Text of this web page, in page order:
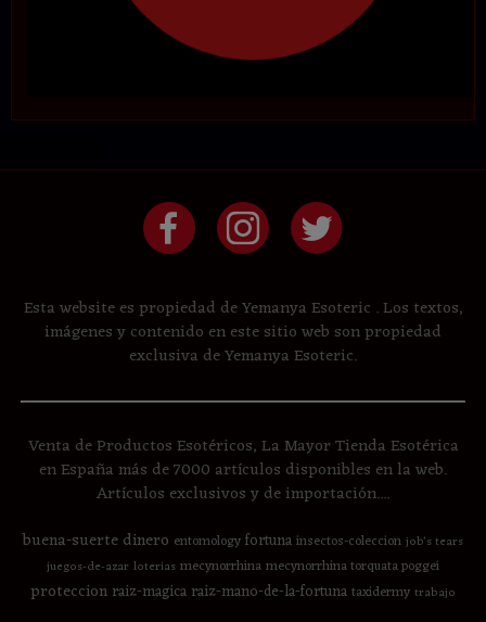
Esta website es propiedad de Yemanya Esoteric . Los textos,
imágenes y contenido en este sitio web son propiedad
exclusiva de Yemanya Esoteric.
Venta de Productos Esotéricos, La Mayor Tienda Esotérica
en España más de 7000 artículos disponibles en la web.
Artículos exclusivos y de importación....
buena-suertedinero entomologyfortunainsectos-coleccion job's tears
juegos-de-azar loterias mecynorrhinamecynorrhina torquata poggei
proteccion raiz-magica raiz-mano-de-la-fortunataxidermy trabajo